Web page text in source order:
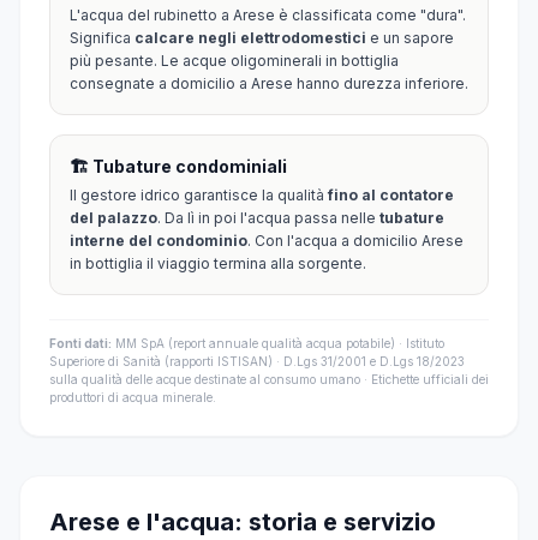
L'acqua del rubinetto a Arese è classificata come "dura".
Significa calcare negli elettrodomestici e un sapore
più pesante. Le acque oligominerali in bottiglia
consegnate a domicilio a Arese hanno durezza inferiore.
🏗️ Tubature condominiali
Il gestore idrico garantisce la qualitàfino al contatore
del palazzo. Da lì in poi l'acqua passa nelle tubature
interne del condominio. Con l'acqua a domicilio Arese
in bottiglia il viaggio termina alla sorgente.
Fonti dati: MM SpA (report annuale qualità acqua potabile) · Istituto
Superiore di Sanità (rapporti ISTISAN) · D.Lgs 31/2001 e D.Lgs 18/2023
sulla qualità delle acque destinate al consumo umano · Etichette ufficiali dei
produttori di acqua minerale.
Arese e l'acqua: storia e servizio